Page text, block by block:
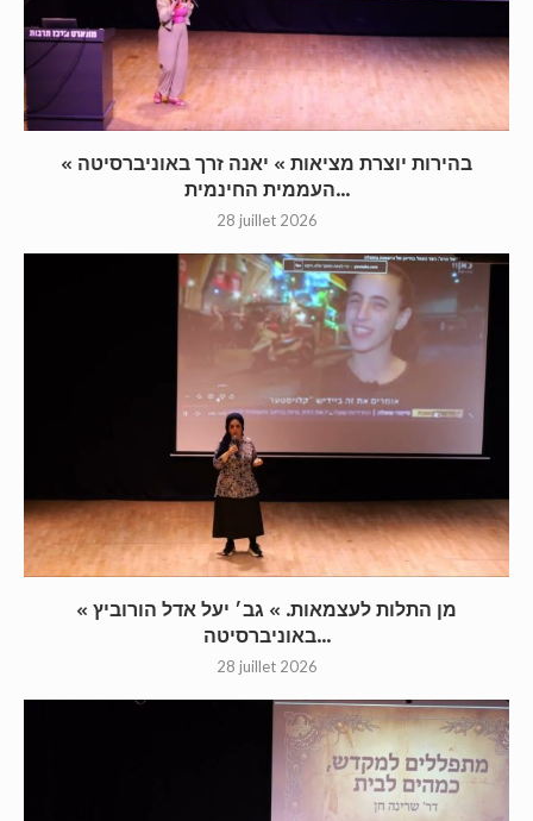
« בהירות יוצרת מציאות » יאנה זרך באוניברסיטה
העממית החינמית...
28 juillet 2026
« מן התלות לעצמאות. » גב׳ יעל אדל הורוביץ
באוניברסיטה...
28 juillet 2026